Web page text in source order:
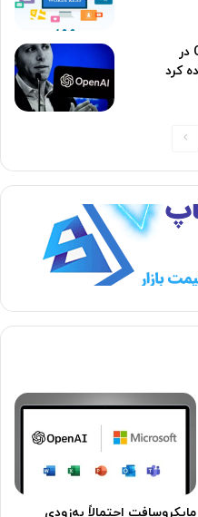
عملکرد هوش مصنوعی جدید OpenAI در
کرد
ح
ه
ی
مایکروسافت احتمالاً به‌زودی